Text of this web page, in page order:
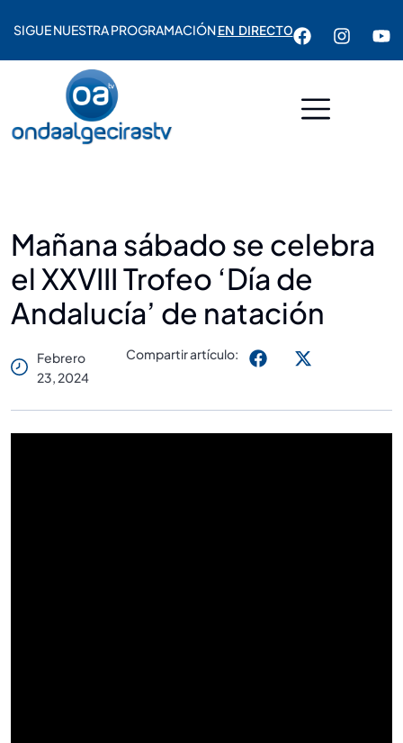
SIGUE NUESTRA PROGRAMACIÓNEN DIRECTO
Mañana sábado se celebra
el XXVIII Trofeo ‘Día de
Andalucía’ de natación
Febrero
23, 2024
Compartir artículo: